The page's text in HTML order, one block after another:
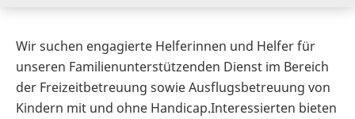
Wir suchen engagierte Helferinnen und Helfer für
unseren Familienunterstützenden Dienst im Bereich
der Freizeitbetreuung sowie Ausflugsbetreuung von
Kindern mit und ohne Handicap.Interessierten bieten